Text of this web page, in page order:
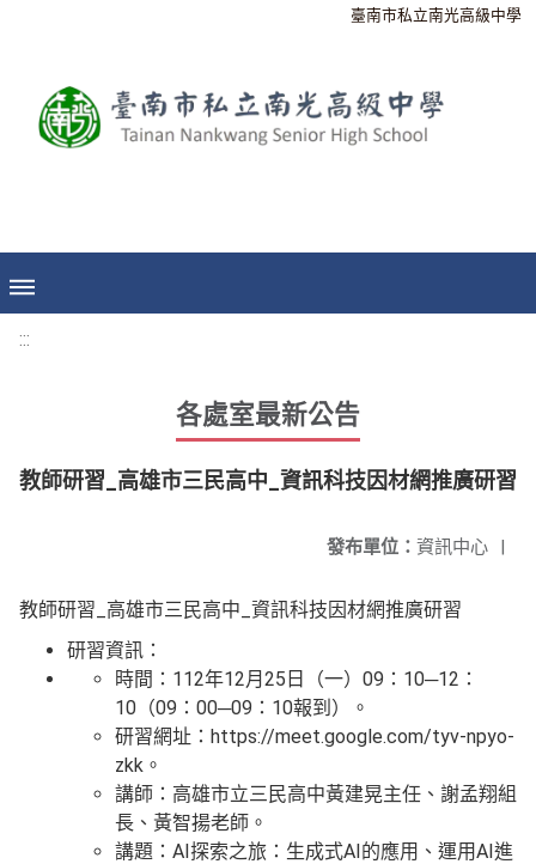
臺南市私立南光高級中學
:::
各處室最新公告
教師研習_高雄市三民高中_資訊科技因材網推廣研習
發布單位： 資訊中心 |
教師研習_高雄市三民高中_資訊科技因材網推廣研習
研習資訊：
時間：112年12月25日（一）09：10─12：
10（09：00─09：10報到）。
研習網址：https://meet.google.com/tyv-npyo-
zkk。
講師：高雄市立三民高中黃建晃主任、謝孟翔組
長、黃智揚老師。
講題：AI探索之旅：生成式AI的應用、運用AI進